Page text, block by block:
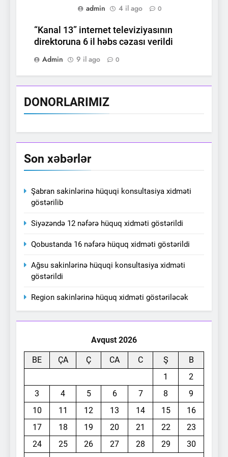
admin 4 il ago 0
“Kanal 13” internet televiziyasının
direktoruna 6 il həbs cəzası verildi
Admin
9 il ago 0
DONORLARIMIZ
Son xəbərlər
Şabran sakinlərinə hüquqi konsultasiya xidməti
göstərilib
Siyəzəndə 12 nəfərə hüquq xidməti göstərildi
Qobustanda 16 nəfərə hüquq xidməti göstərildi
Ağsu sakinlərinə hüquqi konsultasiya xidməti
göstərildi
Region sakinlərinə hüquq xidməti göstəriləcək
Avqust 2026
BE ÇA Ç CA C Ş
B
1
2
3
4 5 6 7 8
9
10
11 12 13 14 15
16
17
18 19 20 21 22
23
24
25 26 27 28 29
30